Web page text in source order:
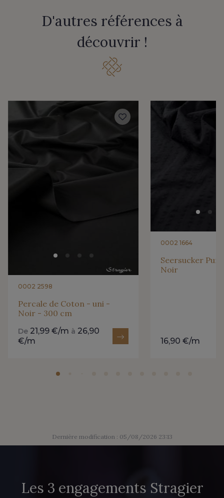
4512/2283 - Rose fleur
4512/2117 - Rose Confetti 4512/2206 - Rose Azalée
4512/2340 - Rose castillo
2230/2298 - Rouge foncé
2388/2399 - Orchidée
2998/4704 - Vert Bouteille 2388/2113 - Rose Crocus
2388/2333 - Prune Violette
D'autres références à
découvrir !
0002 2598
Percale de Coton - uni -
Noir - 300 cm
De 21,99 €/m à 26,90
€/m
0002 1664
Seersucker Pur
Noir
16,90 €/m
Dernière modification : 05/08/2026 23:13
Les 3 engagements Stragier